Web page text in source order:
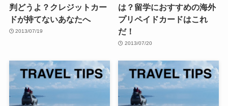
判どうよ？クレジットカー
ドが持てないあなたへ
2013/07/19
は？留学におすすめの海外
プリペイドカードはこれ
だ！
2013/07/20